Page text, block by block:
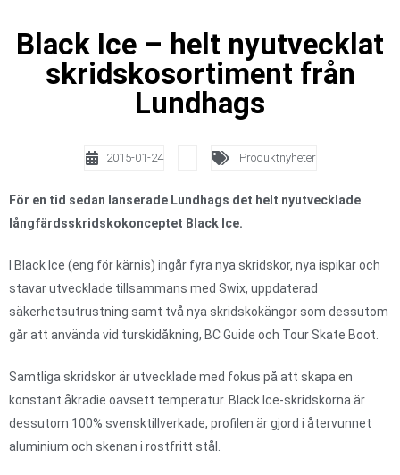
Black Ice – helt nyutvecklat
skridskosortiment från
Lundhags
2015-01-24 | Produktnyheter
För en tid sedan lanserade Lundhags det helt nyutvecklade
långfärdsskridskokonceptet Black Ice.
I Black Ice (eng för kärnis) ingår fyra nya skridskor, nya ispikar och
stavar utvecklade tillsammans med Swix, uppdaterad
säkerhetsutrustning samt två nya skridskokängor som dessutom
går att använda vid turskidåkning, BC Guide och Tour Skate Boot.
Samtliga skridskor är utvecklade med fokus på att skapa en
konstant åkradie oavsett temperatur. Black Ice-skridskorna är
dessutom 100% svensktillverkade, profilen är gjord i återvunnet
aluminium och skenan i rostfritt stål.